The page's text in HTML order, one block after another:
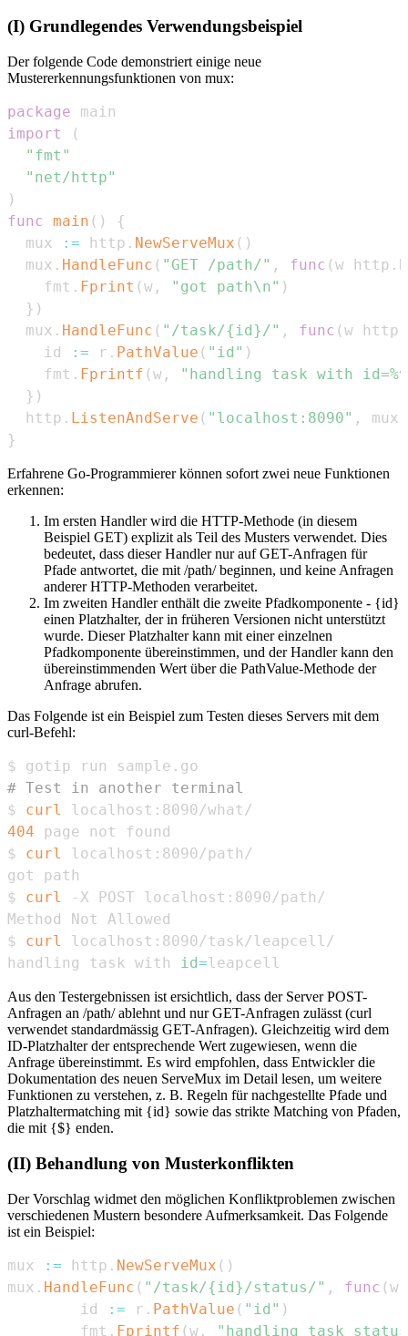
(I) Grundlegendes Verwendungsbeispiel
Der folgende Code demonstriert einige neue
Mustererkennungsfunktionen von mux:
package
import
(
"fmt"
"net/http"
)
func main ( )
{
  mux
:= http . NewServeMux ( )
  mux
. HandleFunc ( "GET /path/" , func (w http .
    fmt
. Fprint (w , "got path\n" )
} )
  mux
. HandleFunc ( "/task/{id}/" , func (w http
    id
:= r . PathValue ( "id" )
    fmt
. Fprintf (w ,
"handling task with
} )
  http
. ListenAndServe ( "localhost:8090" , mux
}
Erfahrene Go-Programmierer können sofort zwei neue Funktionen
erkennen:
Im ersten Handler wird die HTTP-Methode (in diesem
Beispiel GET) explizit als Teil des Musters verwendet. Dies
bedeutet, dass dieser Handler nur auf GET-Anfragen für
Pfade antwortet, die mit /path/ beginnen, und keine Anfragen
anderer HTTP-Methoden verarbeitet.
Im zweiten Handler enthält die zweite Pfadkomponente - {id}
einen Platzhalter, der in früheren Versionen nicht unterstützt
wurde. Dieser Platzhalter kann mit einer einzelnen
Pfadkomponente übereinstimmen, und der Handler kann den
übereinstimmenden Wert über die PathValue-Methode der
Anfrage abrufen.
Das Folgende ist ein Beispiel zum Testen dieses Servers mit dem
curl-Befehl:
# Test in another terminal
$ curl
404
$ curl
$ curl
$ curl
handling task with id=leapcell
Aus den Testergebnissen ist ersichtlich, dass der Server POST-
Anfragen an /path/ ablehnt und nur GET-Anfragen zulässt (curl
verwendet standardmässig GET-Anfragen). Gleichzeitig wird dem
ID-Platzhalter der entsprechende Wert zugewiesen, wenn die
Anfrage übereinstimmt. Es wird empfohlen, dass Entwickler die
Dokumentation des neuen ServeMux im Detail lesen, um weitere
Funktionen zu verstehen, z. B. Regeln für nachgestellte Pfade und
Platzhaltermatching mit {id} sowie das strikte Matching von Pfaden,
die mit {$} enden.
(II) Behandlung von Musterkonflikten
Der Vorschlag widmet den möglichen Konfliktproblemen zwischen
verschiedenen Mustern besondere Aufmerksamkeit. Das Folgende
ist ein Beispiel:
mux := http . NewServeMux ( )
mux . HandleFunc ( "/task/{id}/status/" , func (w
        id
:= r . PathValue ( "id" )
        fmt
. Fprintf (w , "handling task